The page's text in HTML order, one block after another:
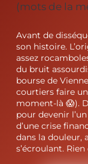
(mots de la
Avant de
son histoire.
assez
du bruit
bourse de
courtiers faire
moment-là 😱).
pour devenir
d’une crise
dans la douleur,
s’écroulant. Rien